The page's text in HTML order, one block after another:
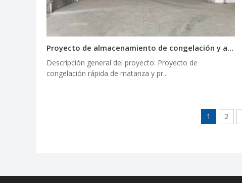
Proyecto de almacenamiento de congelación y almacenamiento en frío de Desheng Food
Descripción general del proyecto: Proyecto de
congelación rápida de matanza y pr...
1 2